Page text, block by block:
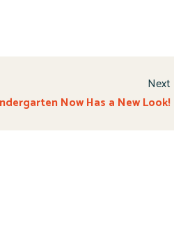
Next
Now Has a New Look!